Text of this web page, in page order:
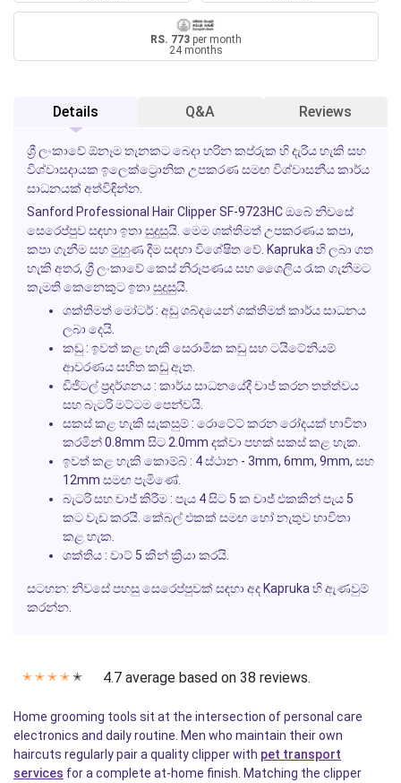
RS. 773 per month
24 months
Details Q&A Reviews
ශ්‍රී ලංකාවේ ඕනෑම තැනකට බෙදා හරින කප්රුක හි දැරිය හැකි සහ
විශ්වාසදායක ඉලෙක්ට්‍රොනික උපකරණ සමඟ විශ්වාසනීය කාර්ය
සාධනයක් අත්විඳින්න.
Sanford Professional Hair Clipper SF-9723HC ඔබේ නිවසේ
සෙරෙප්පුව සඳහා ඉතා සුදුසුයි. මෙම ශක්තිමත් උපකරණය කපා,
කපා ගැනීම සහ මුහුණ දීම සඳහා විශේෂිත වේ. Kapruka හි ලබා ගත
හැකි අතර, ශ්‍රී ලංකාවේ කෙස් නිරූපණය සහ ශෛලිය රැක ගැනීමට
කැමති කෙනෙකුට ඉතා සුදුසුයි.
ශක්තිමත් මෝටර් : අඩු ශබ්දයෙන් ශක්තිමත් කාර්ය සාධනය
ලබා දෙයි.
කඩු : ඉවත් කළ හැකි සෙරාමික කඩු සහ ටයිටේනියම්
ආවරණය සහිත කඩු ඇත.
ඩිජිටල් ප්‍රදර්ශනය : කාර්ය සාධනයේදී චාජ් කරන තත්ත්වය
සහ බැටරි මට්ටම පෙන්වයි.
සකස් කළ හැකි සැකසුම් : රොටේට් කරන රෝදයක් භාවිතා
කරමින් 0.8mm සිට 2.0mm දක්වා පහක් සකස් කළ හැක.
ඉවත් කළ හැකි කොම්බ් : 4 ස්ථාන - 3mm, 6mm, 9mm, සහ
12mm සමඟ පැමිණේ.
බැටරි සහ චාජ් කිරීම : පැය 4 සිට 5 ක චාජ් එකකින් පැය 5
කට වැඩ කරයි. කේබල් එකක් සමඟ හෝ නැතුව භාවිතා
කළ හැක.
ශක්තිය : වාට් 5 කින් ක්‍රියා කරයි.
සටහන: නිවසේ පහසු සෙරෙප්පුවක් සඳහා අද Kapruka හි ඇණවුම්
කරන්න.
✭ ✭ ✭ ✭ ✭ 4.7 average based on 38 reviews.
Home grooming tools sit at the intersection of personal care
electronics and daily routine. Men who maintain their own
haircuts regularly pair a quality clipper with pet transport
services for a complete at-home finish. Matching the clipper